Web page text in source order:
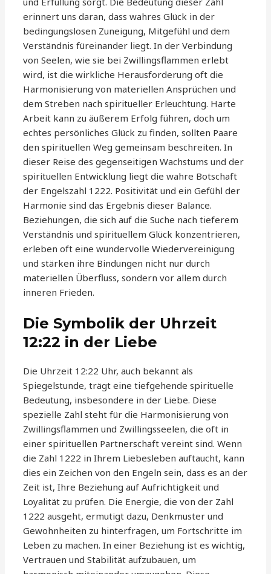
erinnert uns daran, dass wahres Glück in der
bedingungslosen Zuneigung, Mitgefühl und dem
Verständnis füreinander liegt. In der Verbindung
von Seelen, wie sie bei Zwillingsflammen erlebt
wird, ist die wirkliche Herausforderung oft die
Harmonisierung von materiellen Ansprüchen und
dem Streben nach spiritueller Erleuchtung. Harte
Arbeit kann zu äußerem Erfolg führen, doch um
echtes persönliches Glück zu finden, sollten Paare
den spirituellen Weg gemeinsam beschreiten. In
dieser Reise des gegenseitigen Wachstums und der
spirituellen Entwicklung liegt die wahre Botschaft
der Engelszahl 1222. Positivität und ein Gefühl der
Harmonie sind das Ergebnis dieser Balance.
Beziehungen, die sich auf die Suche nach tieferem
Verständnis und spirituellem Glück konzentrieren,
erleben oft eine wundervolle Wiedervereinigung
und stärken ihre Bindungen nicht nur durch
materiellen Überfluss, sondern vor allem durch
inneren Frieden.
Die Symbolik der Uhrzeit
12:22 in der Liebe
Die Uhrzeit 12:22 Uhr, auch bekannt als
Spiegelstunde, trägt eine tiefgehende spirituelle
Bedeutung, insbesondere in der Liebe. Diese
spezielle Zahl steht für die Harmonisierung von
Zwillingsflammen und Zwillingsseelen, die oft in
einer spirituellen Partnerschaft vereint sind. Wenn
die Zahl 1222 in Ihrem Liebesleben auftaucht, kann
dies ein Zeichen von den Engeln sein, dass es an der
Zeit ist, Ihre Beziehung auf Aufrichtigkeit und
Loyalität zu prüfen. Die Energie, die von der Zahl
1222 ausgeht, ermutigt dazu, Denkmuster und
Gewohnheiten zu hinterfragen, um Fortschritte im
Leben zu machen. In einer Beziehung ist es wichtig,
Vertrauen und Stabilität aufzubauen, um